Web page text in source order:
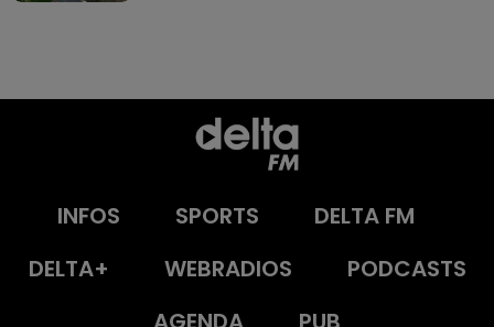
INFOS SPORTS
DELTA FM
DELTA+
WEBRADIOS
PODCASTS